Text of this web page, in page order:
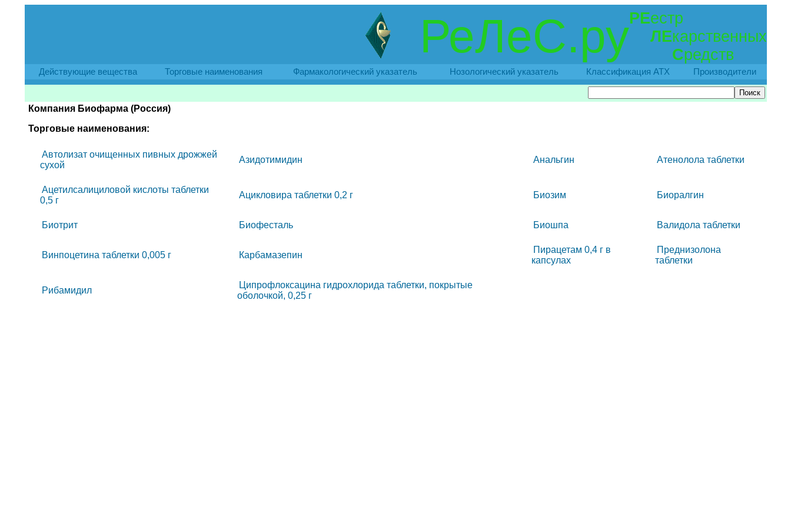
РеЛеС.руРЕестр
ЛЕкарственных
Средств
Действующие вещества Торговые наименования Фармакологический указатель Нозологический указатель Классификация АТХ Производители
Компания Биофарма (Россия)
Торговые наименования:
Автолизат очищенных пивных дрожжей
сухой
Азидотимидин Анальгин Атенолола таблетки
Ацетилсалициловой кислоты таблетки
0,5 г
Ацикловира таблетки 0,2 г Биозим Биоралгин
Биотрит Биофесталь Биошпа Валидола таблетки
Винпоцетина таблетки 0,005 г Карбамазепин
Пирацетам 0,4 г в
капсулах
Преднизолона
таблетки
Рибамидил
Ципрофлоксацина гидрохлорида таблетки, покрытые
оболочкой, 0,25 г